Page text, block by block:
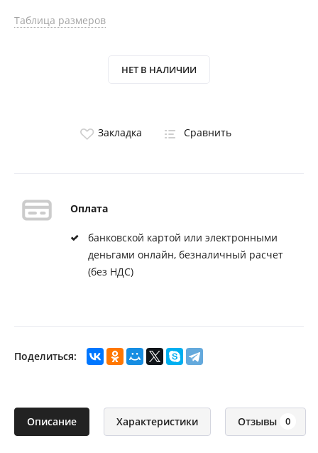
Таблица размеров
НЕТ В НАЛИЧИИ
Закладка Сравнить
Оплата
банковской картой или электронными
деньгами онлайн, безналичный расчет
(без НДС)
Поделиться:
Описание Характеристики Отзывы 0